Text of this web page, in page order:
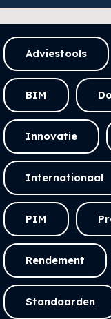
Adviestools
BIM
Innovatie
Internationaal
PIM
Rendement
Standaarden